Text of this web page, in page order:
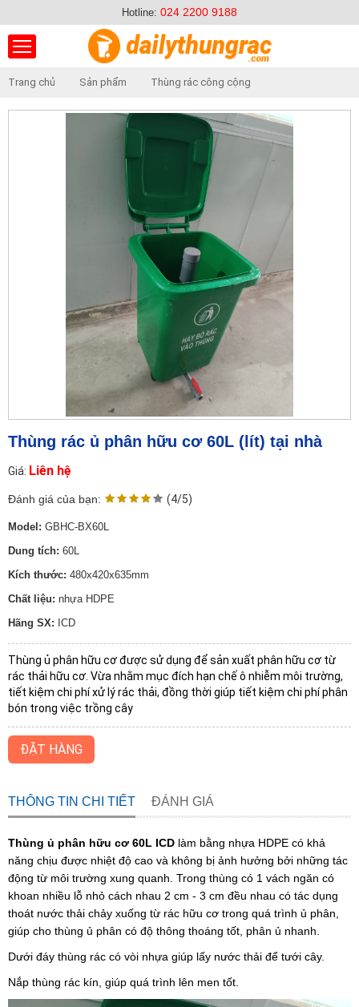
Hotline: 024 2200 9188
Trang chủ Sản phẩm
Thùng rác công cộng
Thùng rác ủ phân hữu cơ 60L (lít) tại nhà
Giá: Liên hệ
Đánh giá của bạn: (4/5)
Model: GBHC-BX60L
Dung tích: 60L
Kích thước: 480x420x635mm
Chất liệu: nhựa HDPE
Hãng SX: ICD
Thùng ủ phân hữu cơ được sử dụng để sản xuất phân hữu cơ từ
rác thải hữu cơ. Vừa nhằm mục đích hạn chế ô nhiễm môi trường,
tiết kiệm chi phí xử lý rác thải, đồng thời giúp tiết kiệm chi phí phân
bón trong việc trồng cây
ĐẶT HÀNG
THÔNG TIN CHI TIẾT ĐÁNH GIÁ
Thùng ủ phân hữu cơ 60L ICD làm bằng nhựa HDPE có khả
năng chịu được nhiệt độ cao và không bị ảnh hưởng bởi những tác
động từ môi trường xung quanh. Trong thùng có 1 vách ngăn có
khoan nhiều lỗ nhỏ cách nhau 2 cm - 3 cm đều nhau có tác dụng
thoát nước thải chảy xuống từ rác hữu cơ trong quá trình ủ phân,
giúp cho thùng ủ phân có độ thông thoáng tốt, phân ủ nhanh.
Dưới đáy thùng rác có vòi nhựa giúp lấy nước thải để tưới cây.
Nắp thùng rác kín, giúp quá trình lên men tốt.